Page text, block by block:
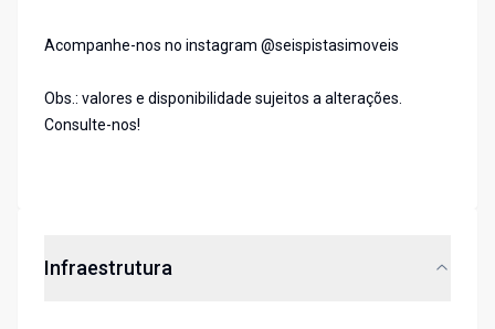
Acompanhe-nos no instagram @seispistasimoveis
Obs.: valores e disponibilidade sujeitos a alterações.
Consulte-nos!
Infraestrutura